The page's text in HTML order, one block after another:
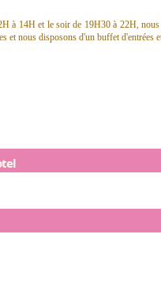
à 14H et le soir de 19H30 à 22H, nous
et nous disposons d'un buffet d'entrées